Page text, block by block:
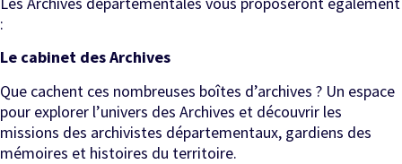
:
Le cabinet des Archives
Que cachent ces nombreuses boîtes d’archives ? Un espace
pour explorer l’univers des Archives et découvrir les
missions des archivistes départementaux, gardiens des
mémoires et histoires du territoire.